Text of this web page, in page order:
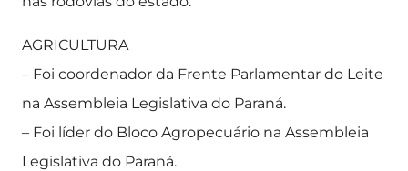
AGRICULTURA
– Foi coordenador da Frente Parlamentar do Leite
na Assembleia Legislativa do Paraná.
– Foi líder do Bloco Agropecuário na Assembleia
Legislativa do Paraná.